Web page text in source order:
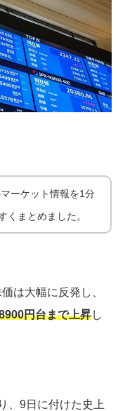
ーケット情報を1分
くまとめました。
は大幅に反発し、
円台まで上昇し
、9日に付けた史上